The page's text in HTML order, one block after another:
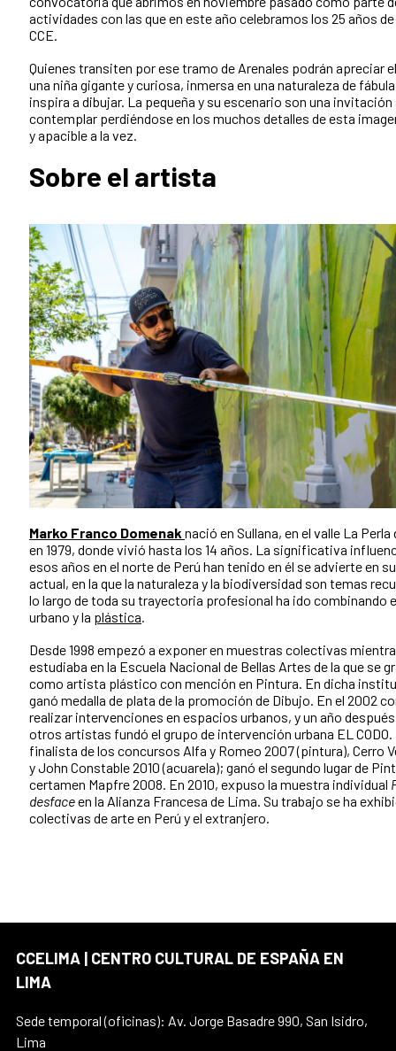
actividades con las que en este año celebramos los 25 años
CCE.
Quienes transiten por ese tramo de Arenales podrán apreciar
una niña gigante y curiosa, inmersa en una naturaleza de
inspira a dibujar. La pequeña y su escenario son una invitación
contemplar perdiéndose en los muchos detalles de esta
y apacible a la vez.
Sobre el artista
Marko Franco Domenak nació en Sullana, en el valle La Perla
en 1979, donde vivió hasta los 14 años. La significativa
esos años en el norte de Perú han tenido en él se advierte en
actual, en la que la naturaleza y la biodiversidad son temas
lo largo de toda su trayectoria profesional ha ido combinando
urbano y la plástica
Desde 1998 empezó a exponer en muestras colectivas
estudiaba en la Escuela Nacional de Bellas Artes de la que se
como artista plástico con mención en Pintura. En dicha
ganó medalla de plata de la promoción de Dibujo. En el 2002
realizar intervenciones en espacios urbanos, y un año
otros artistas fundó el grupo de intervención urbana EL CODO.
finalista de los concursos Alfa y Romeo 2007 (pintura), Cerro
y John Constable 2010 (acuarela); ganó el segundo lugar de
certamen Mapfre 2008. En 2010, expuso la muestra individual
desfaceen la Alianza Francesa de Lima. Su trabajo se ha
colectivas de arte en Perú y el extranjero.
CCELIMA | CENTRO CULTURAL DE ESPAÑA EN
LIMA
Sede temporal (oficinas): Av. Jorge Basadre 990, San Isidro,
Lima